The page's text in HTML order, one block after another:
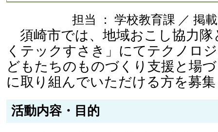
担当 ： 学校教育課 ／ 掲
須崎市では、地域おこし協力隊
くテックすさき」にてテクノロ
どもたちのものづくり支援と場
に取り組んでいただける方を募
活動内容・目的